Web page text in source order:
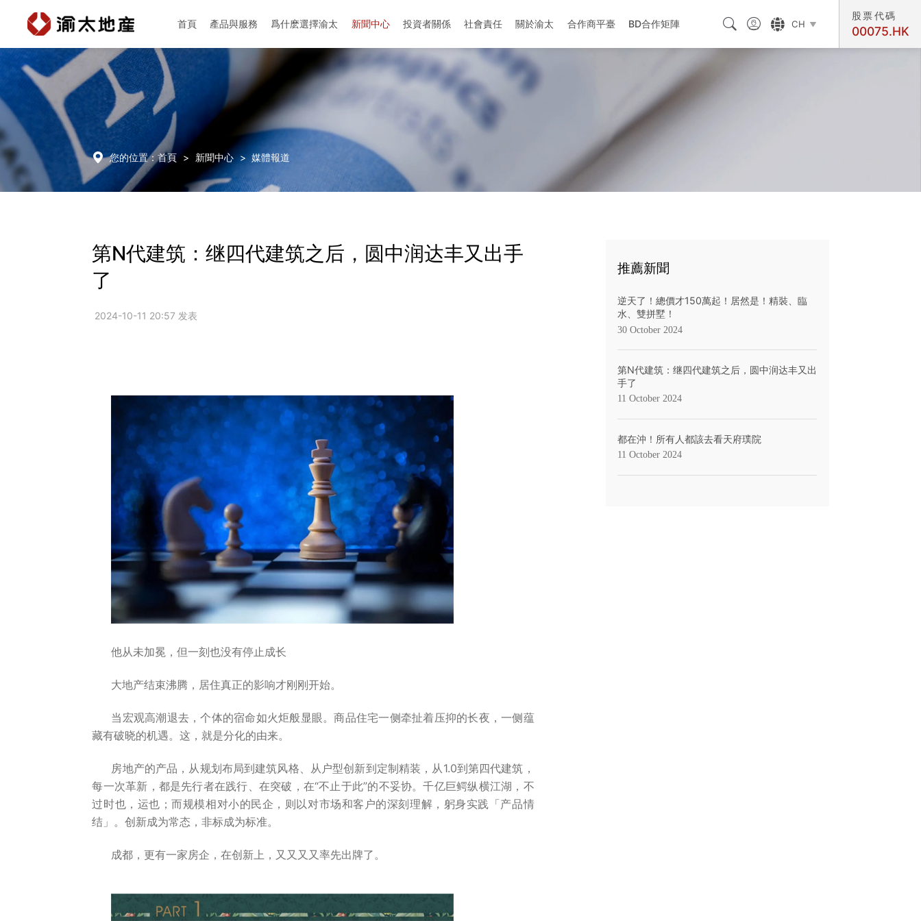
首頁 產品與服務 爲什麽選擇渝太 新聞中心 投資者關係 社會責任 關於渝太 合作商平臺 BD合作矩陣    CH 
股票代碼
00075.HK
首頁
產品與服務
爲什麽選擇渝太
投資者關係
社會責任
BD合作矩陣
EN
 您的位置：首頁 > 新聞中心 > 媒體報道
第N代建筑：继四代建筑之后，圆中润达丰又出手
了
2024-10-11 20:57 发表
他从未加冕，但一刻也没有停止成长
大地产结束沸腾，居住真正的影响才刚刚开始。
当宏观高潮退去，个体的宿命如火炬般显眼。商品住宅一侧牵扯着压抑的长夜，一侧蕴
藏有破晓的机遇。这，就是分化的由来。
房地产的产品，从规划布局到建筑风格、从户型创新到定制精装，从1.0到第四代建筑，
每一次革新，都是先行者在践行、在突破，在“不止于此”的不妥协。千亿巨鳄纵横江湖，不
过时也，运也；而规模相对小的民企，则以对市场和客户的深刻理解，躬身实践「产品情
结」。创新成为常态，非标成为标准。
成都，更有一家房企，在创新上，又又又又率先出牌了。
推薦新聞
逆天了！總價才150萬起！居然是！精裝、臨
水、雙拼墅！
30 October 2024
第N代建筑：继四代建筑之后，圆中润达丰又出
手了
11 October 2024
都在沖！所有人都該去看天府璞院
11 October 2024